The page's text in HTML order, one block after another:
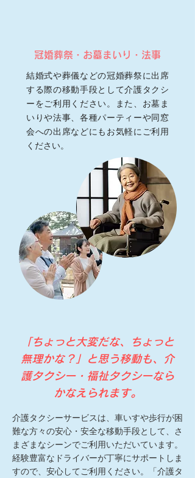
冠婚葬祭・お墓まいり・法事
結婚式や葬儀などの冠婚葬祭に出席
する際の移動手段として介護タクシ
ーをご利用ください。また、お墓ま
いりや法事、各種パーティーや同窓
会への出席などにもお気軽にご利用
ください。
「ちょっと大変だな、ちょっと
無理かな？」と思う移動も、介
護タクシー・福祉タクシーなら
かなえられます。
介護タクシーサービスは、車いすや歩行が困
難な方々の安心・安全な移動手段として、さ
まざまなシーンでご利用いただいています。
経験豊富なドライバーが丁寧にサポートしま
すので、安心してご利用ください。「介護タ